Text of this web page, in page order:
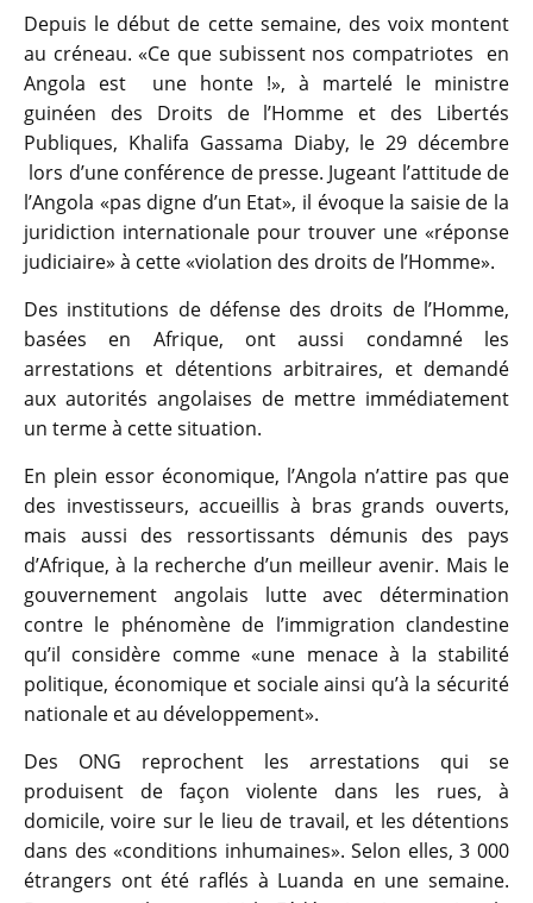
Depuis le début de cette semaine, des voix montent
au créneau. «Ce que subissent nos compatriotes en
Angola est une honte !», à martelé le ministre
guinéen des Droits de l’Homme et des Libertés
Publiques, Khalifa Gassama Diaby, le 29 décembre
lors d’une conférence de presse. Jugeant l’attitude de
l’Angola «pas digne d’un Etat», il évoque la saisie de la
juridiction internationale pour trouver une «réponse
judiciaire» à cette «violation des droits de l’Homme».
Des institutions de défense des droits de l’Homme,
basées en Afrique, ont aussi condamné les
arrestations et détentions arbitraires, et demandé
aux autorités angolaises de mettre immédiatement
un terme à cette situation.
En plein essor économique, l’Angola n’attire pas que
des investisseurs, accueillis à bras grands ouverts,
mais aussi des ressortissants démunis des pays
d’Afrique, à la recherche d’un meilleur avenir. Mais le
gouvernement angolais lutte avec détermination
contre le phénomène de l’immigration clandestine
qu’il considère comme «une menace à la stabilité
politique, économique et sociale ainsi qu’à la sécurité
nationale et au développement».
Des ONG reprochent les arrestations qui se
produisent de façon violente dans les rues, à
domicile, voire sur le lieu de travail, et les détentions
dans des «conditions inhumaines». Selon elles, 3 000
étrangers ont été raflés à Luanda en une semaine.